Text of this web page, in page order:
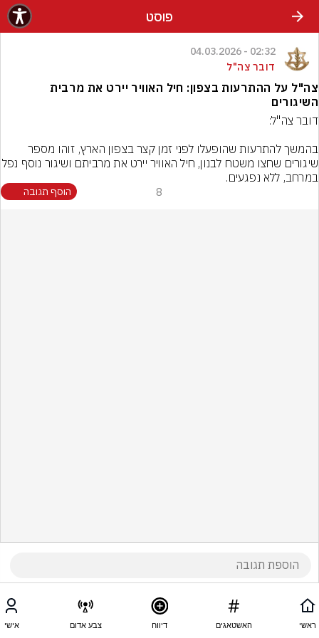
פוסט
02:32 - 04.03.2026
דובר צה"ל
צה"ל על ההתרעות בצפון: חיל האוויר יירט את מרבית
השיגורים
במרחב, ללא נפגעים.
8 הוסף תגובה
ראשי האשטאגים דיווח צבע אדום אישי